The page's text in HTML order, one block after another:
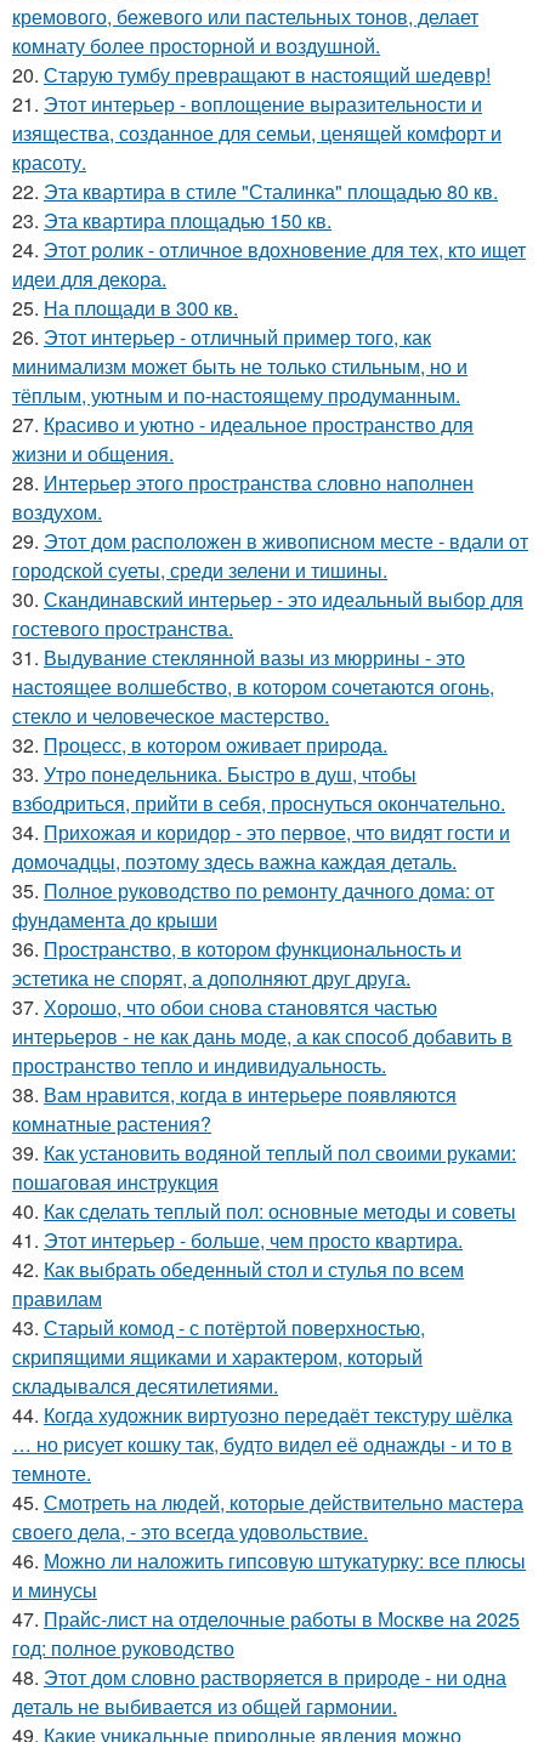
кремового, бежевого или пастельных тонов, делает
комнату более просторной и воздушной.
20. Старую тумбу превращают в настоящий шедевр!
21. Этот интерьер - воплощение выразительности и
изящества, созданное для семьи, ценящей комфорт и
красоту.
22. Эта квартира в стиле "Сталинка" площадью 80 кв.
23. Эта квартира площадью 150 кв.
24. Этот ролик - отличное вдохновение для тех, кто ищет
идеи для декора.
25. На площади в 300 кв.
26. Этот интерьер - отличный пример того, как
минимализм может быть не только стильным, но и
тёплым, уютным и по-настоящему продуманным.
27. Красиво и уютно - идеальное пространство для
жизни и общения.
28. Интерьер этого пространства словно наполнен
воздухом.
29. Этот дом расположен в живописном месте - вдали от
городской суеты, среди зелени и тишины.
30. Скандинавский интерьер - это идеальный выбор для
гостевого пространства.
31. Выдувание стеклянной вазы из мюррины - это
настоящее волшебство, в котором сочетаются огонь,
стекло и человеческое мастерство.
32. Процесс, в котором оживает природа.
33. Утро понедельника. Быстро в душ, чтобы
взбодриться, прийти в себя, проснуться окончательно.
34. Прихожая и коридор - это первое, что видят гости и
домочадцы, поэтому здесь важна каждая деталь.
35. Полное руководство по ремонту дачного дома: от
фундамента до крыши
36. Пространство, в котором функциональность и
эстетика не спорят, а дополняют друг друга.
37. Хорошо, что обои снова становятся частью
интерьеров - не как дань моде, а как способ добавить в
пространство тепло и индивидуальность.
38. Вам нравится, когда в интерьере появляются
комнатные растения?
39. Как установить водяной теплый пол своими руками:
пошаговая инструкция
40. Как сделать теплый пол: основные методы и советы
41. Этот интерьер - больше, чем просто квартира.
42. Как выбрать обеденный стол и стулья по всем
правилам
43. Старый комод - с потёртой поверхностью,
скрипящими ящиками и характером, который
складывался десятилетиями.
44. Когда художник виртуозно передаёт текстуру шёлка
… но рисует кошку так, будто видел её однажды - и то в
темноте.
45. Смотреть на людей, которые действительно мастера
своего дела, - это всегда удовольствие.
46. Можно ли наложить гипсовую штукатурку: все плюсы
и минусы
47. Прайс-лист на отделочные работы в Москве на 2025
год: полное руководство
48. Этот дом словно растворяется в природе - ни одна
деталь не выбивается из общей гармонии.
49. Какие уникальные природные явления можно